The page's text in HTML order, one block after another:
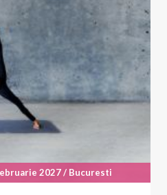
nu este doar despre fitness;
din spatele mișcării,
și corpuri cu încredere.
de fitness?
2027 / Bucuresti